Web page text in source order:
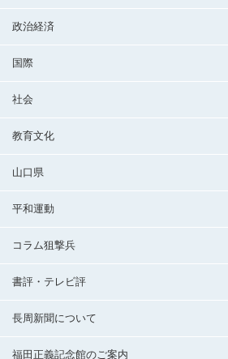
政治経済
国際
社会
教育文化
山口県
平和運動
コラム狙撃兵
書評・テレビ評
長周新聞について
福田正義記念館のご案内